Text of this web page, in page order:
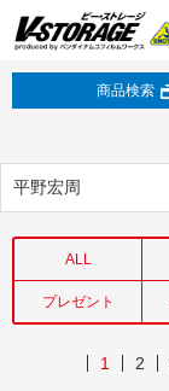
商品検索
平野宏周
ALL
プレゼント
1 2